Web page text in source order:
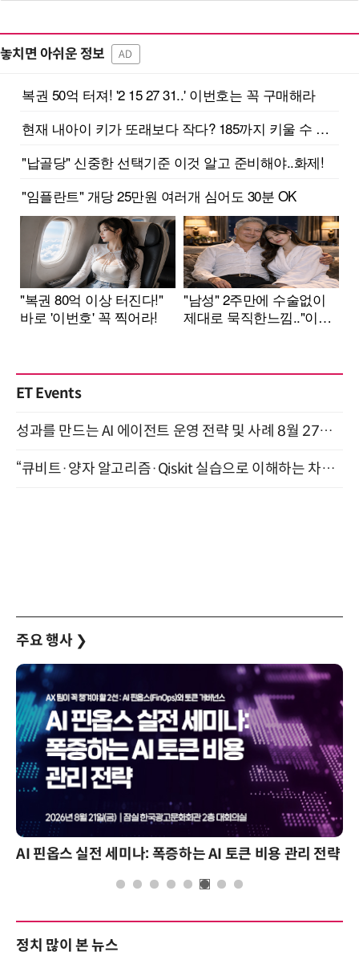
놓치면 아쉬운 정보 AD
ET Events
성과를 만드는 AI 에이전트 운영 전략 및 사례 8월 27일 개최
“큐비트·양자 알고리즘·Qiskit 실습으로 이해하는 차세대 컴퓨팅” (8/28)
주요 행사 ❯
AI 핀옵스 실전 세미나: 폭증하는 AI 토큰 비용 관리 전략
정치 많이 본 뉴스